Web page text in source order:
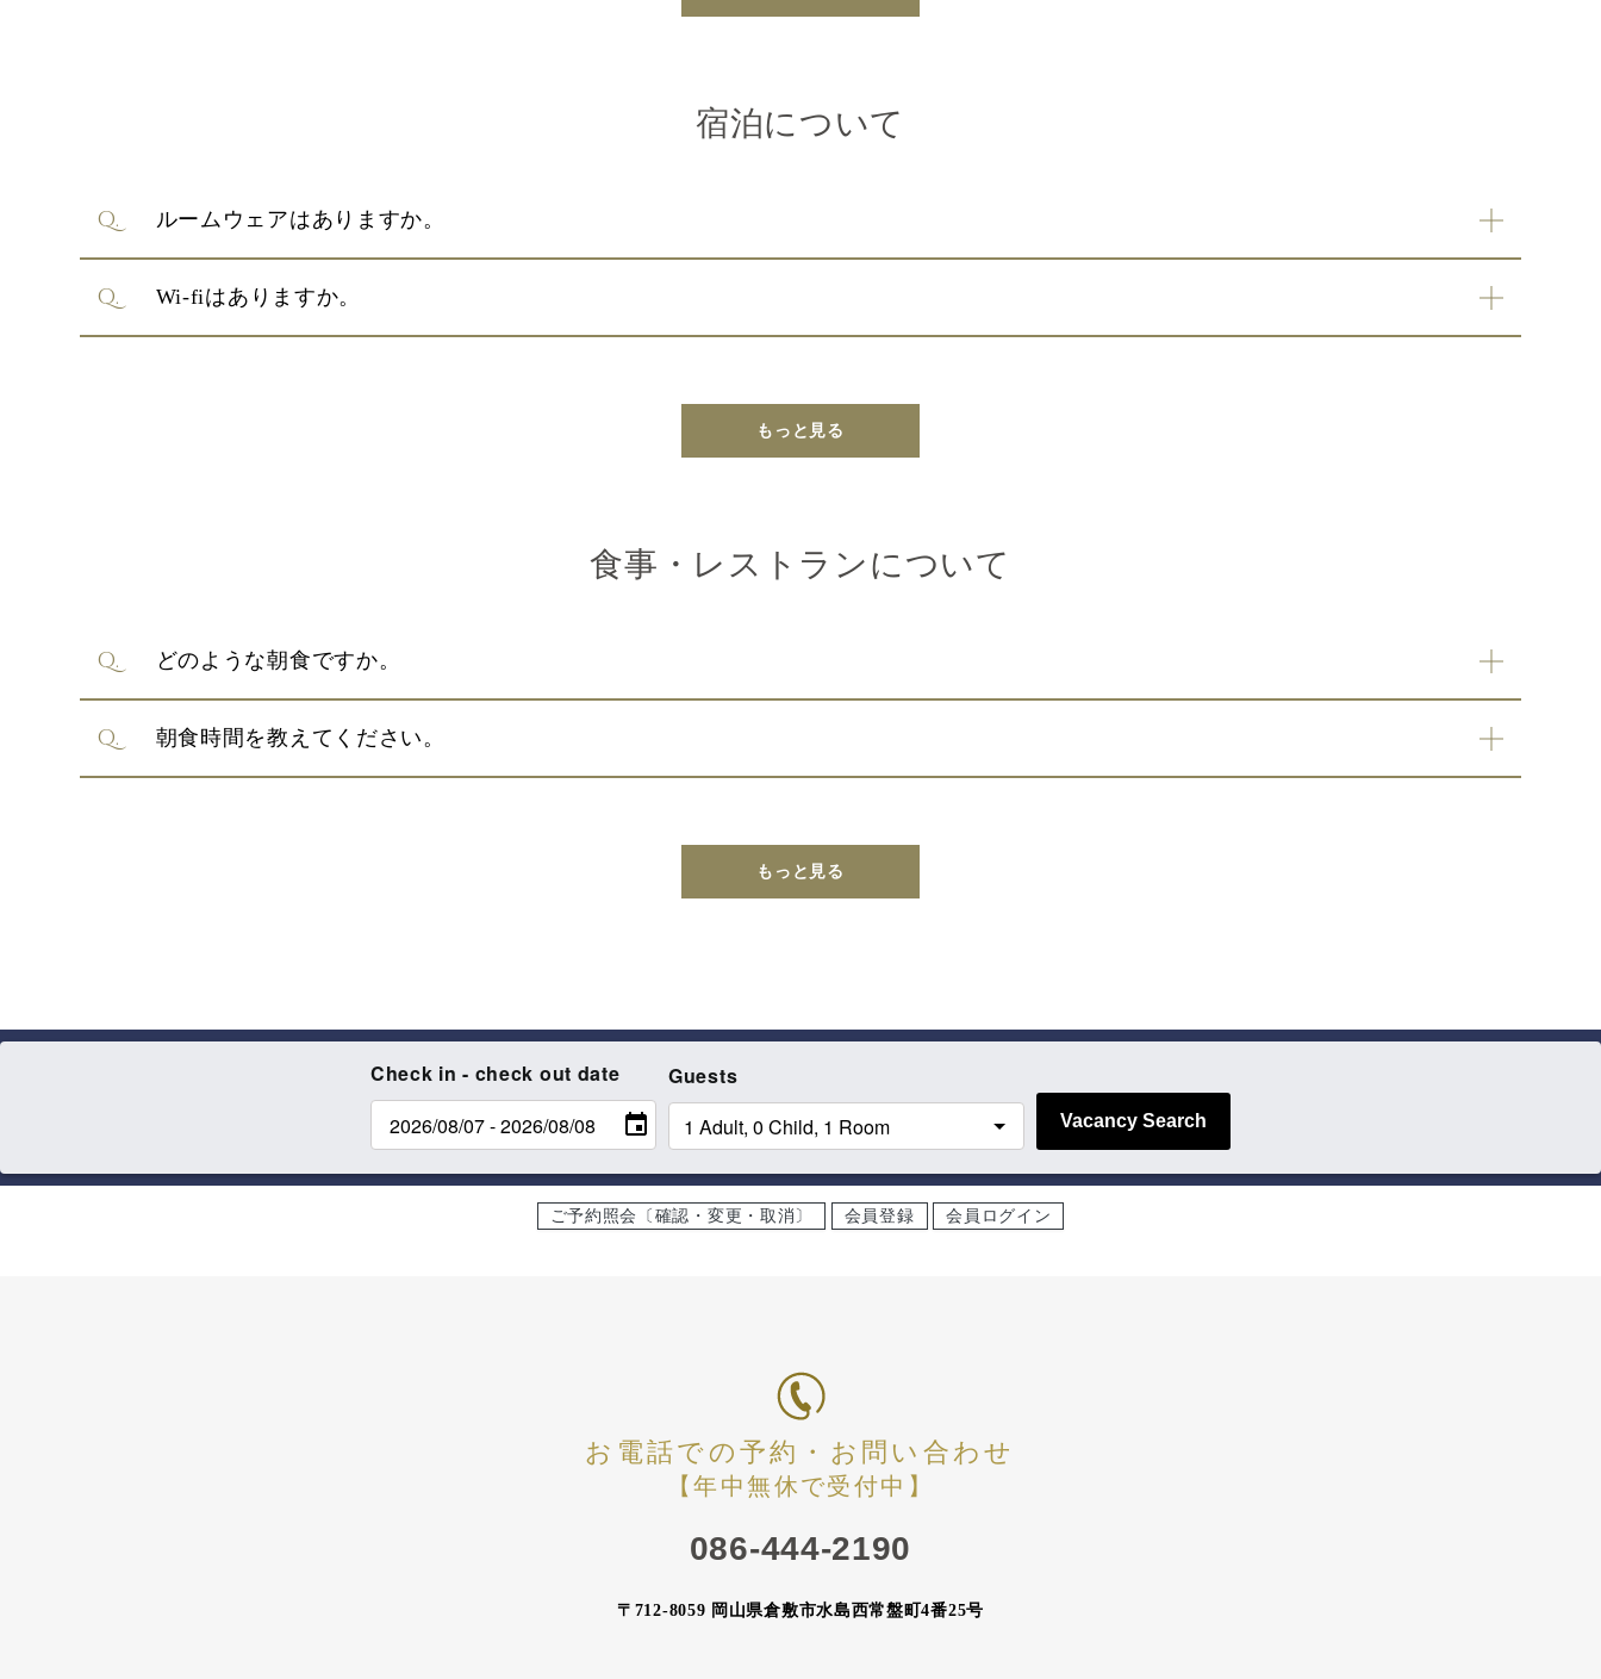
宿泊について
ルームウェアはありますか。
Wi-fiはありますか。
もっと見る
食事・レストランについて
どのような朝食ですか。
朝食時間を教えてください。
もっと見る
Check in - check out date Guests
Vacancy Search
ご予約照会〔確認・変更・取消〕 会員登録 会員ログイン
お電話での予約・お問い合わせ
【年中無休で受付中】
086-444-2190
〒712-8059 岡山県倉敷市水島西常盤町4番25号